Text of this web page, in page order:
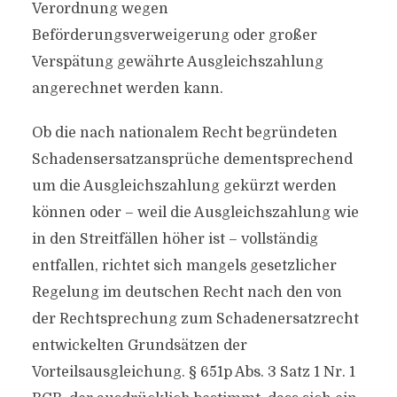
Verordnung wegen
Beförderungsverweigerung oder großer
Verspätung gewährte Ausgleichszahlung
angerechnet werden kann.
Ob die nach nationalem Recht begründeten
Schadensersatzansprüche dementsprechend
um die Ausgleichszahlung gekürzt werden
können oder – weil die Ausgleichszahlung wie
in den Streitfällen höher ist – vollständig
entfallen, richtet sich mangels gesetzlicher
Regelung im deutschen Recht nach den von
der Rechtsprechung zum Schadenersatzrecht
entwickelten Grundsätzen der
Vorteilsausgleichung. § 651p Abs. 3 Satz 1 Nr. 1